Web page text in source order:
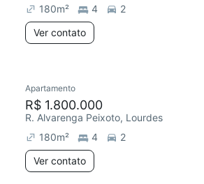
180m² 4
2
Ver contato
Apartamento
R$ 1.800.000
R. Alvarenga Peixoto, Lourdes
180m² 4
2
Ver contato